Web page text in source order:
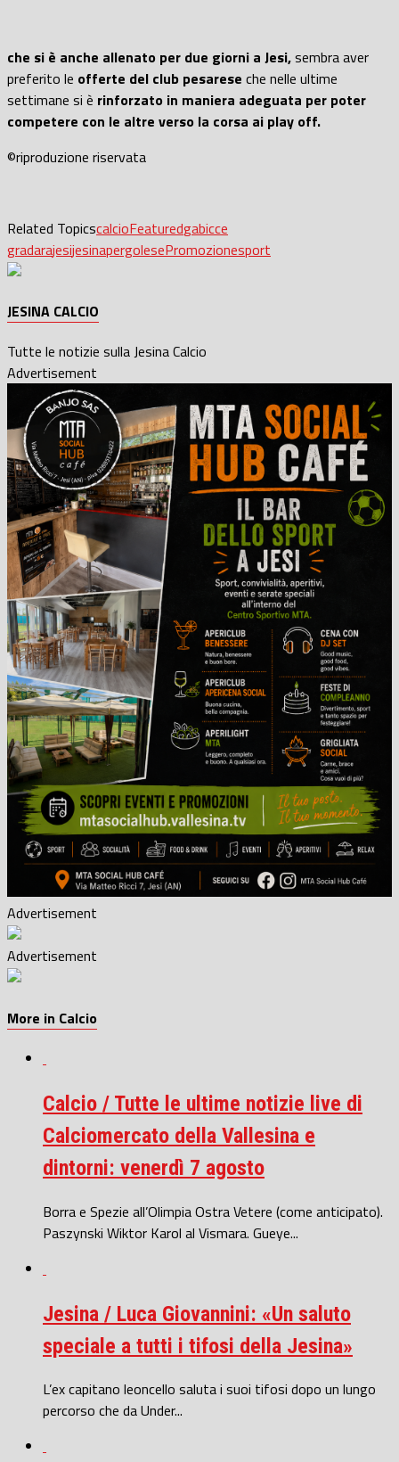
che si è anche allenato per due giorni a Jesi,sembra aver
preferito le offerte del club pesarese che nelle ultime
settimane si è rinforzato in maniera adeguata per poter
competere con le altre verso la corsa ai play off.
©riproduzione riservata
Related TopicscalcioFeaturedgabicce
gradarajesijesinapergolesePromozionesport
JESINA CALCIO
Tutte le notizie sulla Jesina Calcio
Advertisement
Advertisement
Advertisement
More in Calcio
Calcio / Tutte le ultime notizie live di
Calciomercato della Vallesina e
dintorni: venerdì 7 agosto
Borra e Spezie all’Olimpia Ostra Vetere (come anticipato).
Paszynski Wiktor Karol al Vismara. Gueye...
Jesina / Luca Giovannini: «Un saluto
speciale a tutti i tifosi della Jesina»
L’ex capitano leoncello saluta i suoi tifosi dopo un lungo
percorso che da Under...